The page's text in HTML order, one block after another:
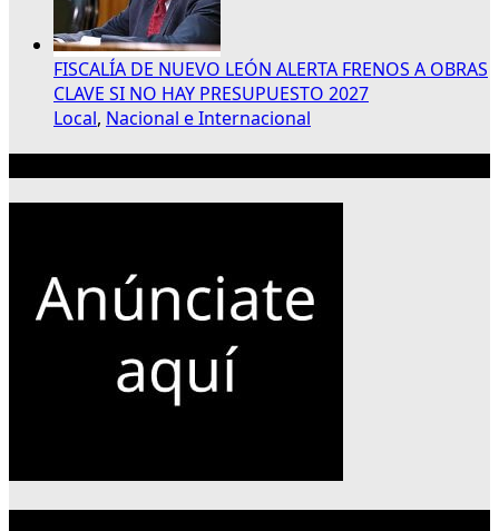
FISCALÍA DE NUEVO LEÓN ALERTA FRENOS A OBRAS
CLAVE SI NO HAY PRESUPUESTO 2027
Local, Nacional e Internacional